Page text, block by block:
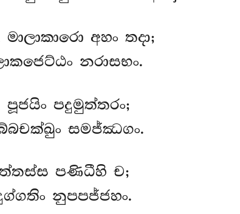
අහං තදා;
නරාසභං.
පූජයිං පදුමුත්තරං;
සමජ්ඣගං.
පණිධීහි ච;
නුපපජ්ජහං.